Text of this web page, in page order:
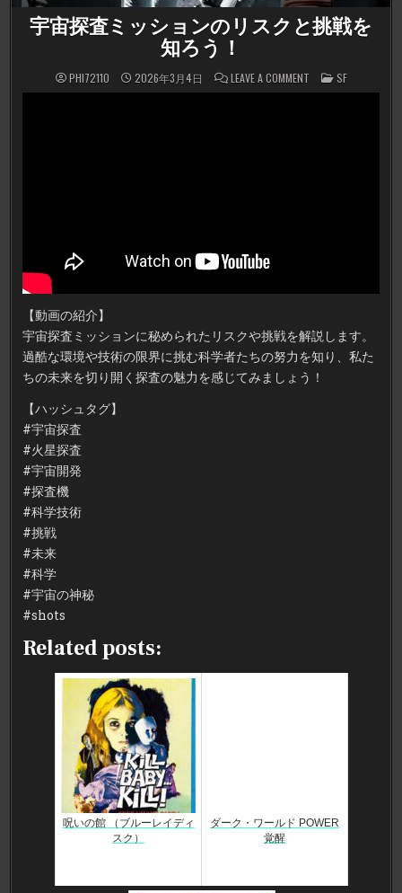
宇宙探査ミッションのリスクと挑戦を
知ろう！
PHI72110 2026年3月4日 LEAVE A COMMENTON
う！
POSTED
IN
SF
【動画の紹介】
宇宙探査ミッションに秘められたリスクや挑戦を解説します。
過酷な環境や技術の限界に挑む科学者たちの努力を知り、私た
ちの未来を切り開く探査の魅力を感じてみましょう！
【ハッシュタグ】
#宇宙探査
#火星探査
#宇宙開発
#探査機
#科学技術
#挑戦
#未来
#科学
#宇宙の神秘
#shots
Related posts:
呪いの館 （ブルーレイディ
スク）
ダーク・ワールド POWER
覚醒